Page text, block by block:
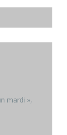
mardi »,